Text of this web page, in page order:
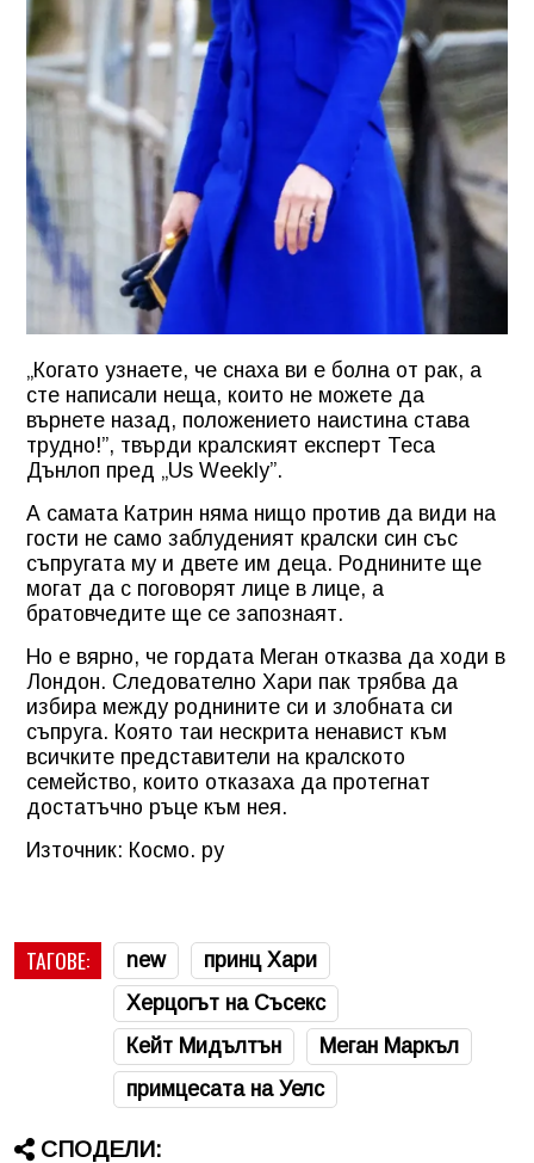
„Когато узнаете, че снаха ви е болна от рак, а
сте написали неща, които не можете да
върнете назад, положението наистина става
трудно!”, твърди кралският експерт Теса
Дънлоп пред „Us Weekly”.
А самата Катрин няма нищо против да види на
гости не само заблуденият кралски син със
съпругата му и двете им деца. Роднините ще
могат да с поговорят лице в лице, а
братовчедите ще се запознаят.
Но е вярно, че гордата Меган отказва да ходи в
Лондон. Следователно Хари пак трябва да
избира между роднините си и злобната си
съпруга. Която таи нескрита ненавист към
всичките представители на кралското
семейство, които отказаха да протегнат
достатъчно ръце към нея.
Източник: Космо. ру
ТАГОВЕ: new
принц Хари
Херцогът на Съсекс
Кейт Мидълтън
Меган Маркъл
примцесата на Уелс
СПОДЕЛИ: